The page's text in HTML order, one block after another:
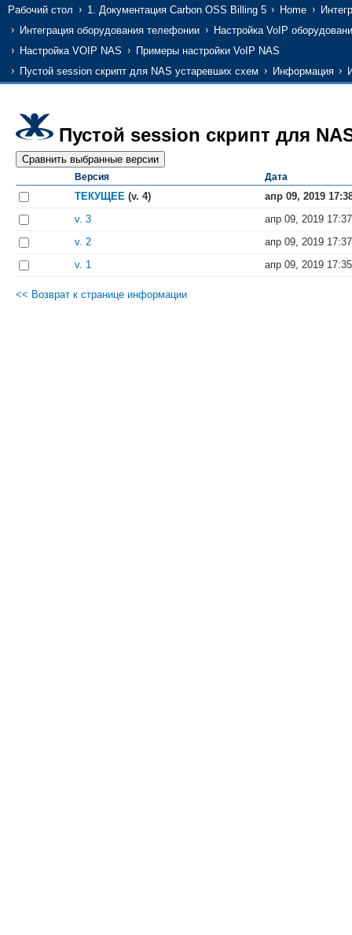
Рабочий стол 1. Документация Carbon OSS Billing 5 Home
Интеграция оборудования телефонии
Настройка VoIP
Настройка VOIP NAS
Примеры настройки VoIP NAS
Пустой session скрипт для NAS устаревших схем
Информация
Пустой session скрипт для
Версия Дата
ТЕКУЩЕЕ (v. 4)
апр 09, 2019
v. 3
апр 09, 2019 17:37
v. 2
апр 09, 2019 17:37
v. 1
апр 09, 2019 17:35
<< Возврат к странице информации